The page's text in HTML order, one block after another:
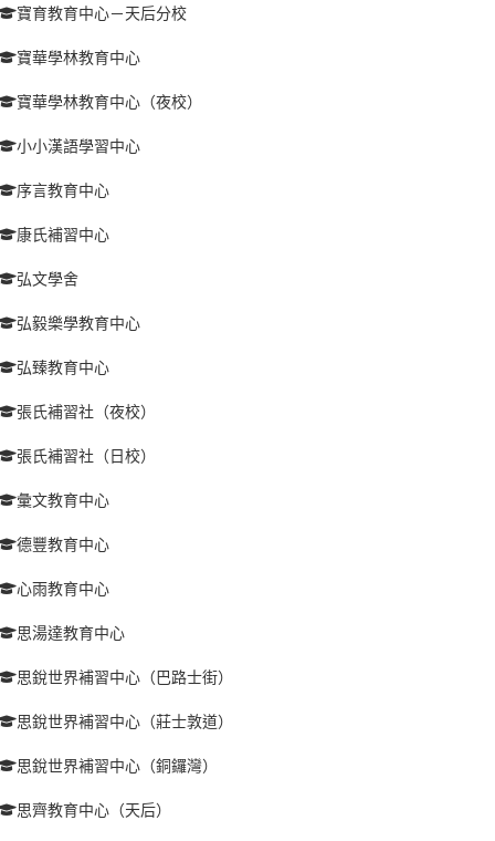
寶育教育中心－天后分校
寶華學林教育中心
寶華學林教育中心（夜校）
小小漢語學習中心
序言教育中心
康氏補習中心
弘文學舍
弘毅樂學教育中心
弘臻教育中心
張氏補習社（夜校）
張氏補習社（日校）
彙文教育中心
德豐教育中心
心雨教育中心
思湯達教育中心
思銳世界補習中心（巴路士街）
思銳世界補習中心（莊士敦道）
思銳世界補習中心（銅鑼灣）
思齊教育中心（天后）